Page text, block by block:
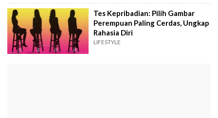
Tes Kepribadian: Pilih Gambar
Perempuan Paling Cerdas, Ungkap
Rahasia Diri
LIFESTYLE